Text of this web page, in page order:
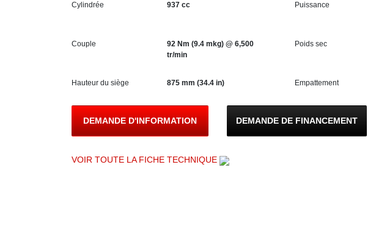
Cylindrée 937 cc Puissance
Couple
92 Nm (9.4 mkg) @ 6,500
tr/min
Poids sec
Hauteur du siège 875 mm (34.4 in) Empattement
DEMANDE D'INFORMATION DEMANDE DE FINANCEMENT
VOIR TOUTE LA FICHE TECHNIQUE